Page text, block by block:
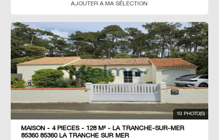
AJOUTER A MA SÉLECTION
10 PHOTO(S)
MAISON - 4 PIÈCES - 128 M² - LA TRANCHE-SUR-MER
85360 85360 LA TRANCHE SUR MER